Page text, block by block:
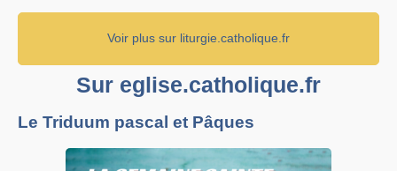
Voir plus sur liturgie.catholique.fr
Sur eglise.catholique.fr
Le Triduum pascal et Pâques